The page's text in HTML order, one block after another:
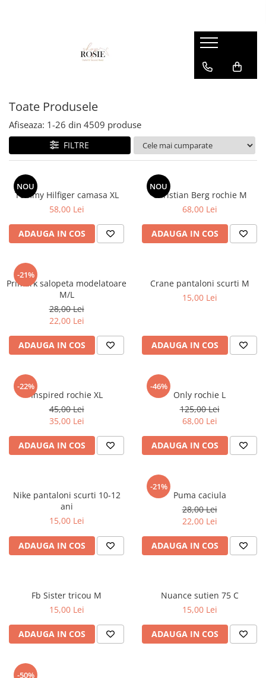
Femei
Genti
Blugi
Bluze/Topuri
Cardigane
Colanti
Fuste
Hanorace
Lenjerii si pijamale
Pantaloni scurti
Rochii
Sacouri si Costume
Sport
Copii
Bluze
Camasi
Geci
Hanorace
Pantaloni
Pantaloni scurti
Pulovere
sport
Tricouri si maiouri
Bluze
body
Camasi
Geci
Hanorace
Incaltaminte
Pantaloni scurti
Rochii&Fuste/Sacouri
Salopete
Tricouri si maiouri
veste
Toate Produsele
Afiseaza: 1-26 din 4509 produse
FILTRE
NOU
Tommy Hilfiger camasa XL
58,00 Lei
ADAUGA IN COS
NOU
Christian Berg rochie M
68,00 Lei
ADAUGA IN COS
-21%
Primark salopeta modelatoare
M/L
28,00 Lei
22,00 Lei
ADAUGA IN COS
Crane pantaloni scurti M
15,00 Lei
ADAUGA IN COS
-22%
Inspired rochie XL
45,00 Lei
35,00 Lei
ADAUGA IN COS
-46%
Only rochie L
125,00 Lei
68,00 Lei
ADAUGA IN COS
Nike pantaloni scurti 10-12
ani
15,00 Lei
ADAUGA IN COS
-21%
Puma caciula
28,00 Lei
22,00 Lei
ADAUGA IN COS
Fb Sister tricou M
15,00 Lei
ADAUGA IN COS
Nuance sutien 75 C
15,00 Lei
ADAUGA IN COS
-50%